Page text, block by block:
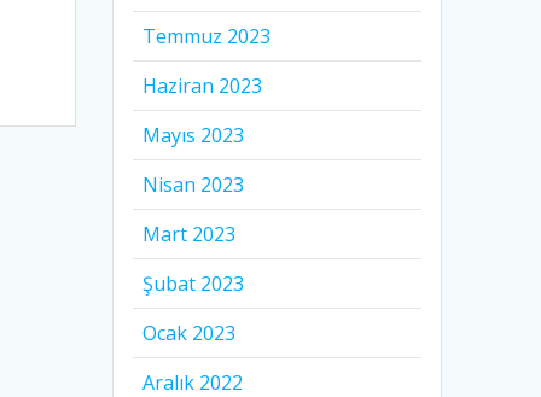
Temmuz 2023
Haziran 2023
Mayıs 2023
Nisan 2023
Mart 2023
Şubat 2023
Ocak 2023
Aralık 2022